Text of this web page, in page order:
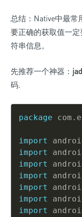
总结：Native中最常
要正确的获取值一
符串信息。
先推荐一个神器：
码.
package com .
import
import
import
import
import
import
import